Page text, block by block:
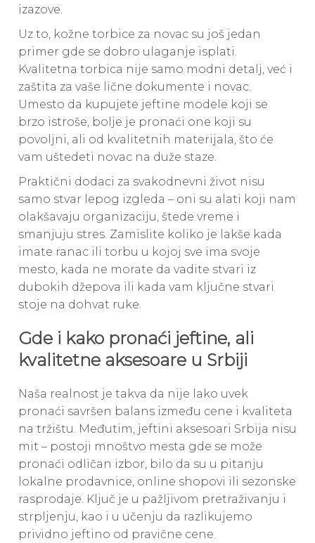
izazove.
Uz to, kožne torbice za novac su još jedan
primer gde se dobro ulaganje isplati.
Kvalitetna torbica nije samo modni detalj, već i
zaštita za vaše lične dokumente i novac.
Umesto da kupujete jeftine modele koji se
brzo istroše, bolje je pronaći one koji su
povoljni, ali od kvalitetnih materijala, što će
vam uštedeti novac na duže staze.
Praktični dodaci za svakodnevni život nisu
samo stvar lepog izgleda – oni su alati koji nam
olakšavaju organizaciju, štede vreme i
smanjuju stres. Zamislite koliko je lakše kada
imate ranac ili torbu u kojoj sve ima svoje
mesto, kada ne morate da vadite stvari iz
dubokih džepova ili kada vam ključne stvari
stoje na dohvat ruke.
Gde i kako pronaći jeftine, ali
kvalitetne aksesoare u Srbiji
Naša realnost je takva da nije lako uvek
pronaći savršen balans između cene i kvaliteta
na tržištu. Međutim, jeftini aksesoari Srbija nisu
mit – postoji mnoštvo mesta gde se može
pronaći odličan izbor, bilo da su u pitanju
lokalne prodavnice, online shopovi ili sezonske
rasprodaje. Ključ je u pažljivom pretraživanju i
strpljenju, kao i u učenju da razlikujemo
prividno jeftino od pravične cene.